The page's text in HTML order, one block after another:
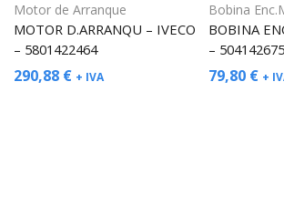
Motor de Arranque
MOTOR D.ARRANQU – IVECO
– 5801422464
290,88 € + IVA
Bobina
BOBINA
– 504142675
79,80 € +